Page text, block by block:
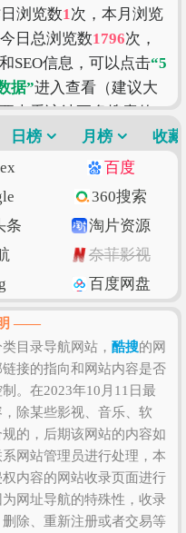
浏览数1次，本月浏览
日总浏览数1796次，
SEO信息，可以点击“5
据”进入查看（建议大
查看该站更多搜索的
”“百度索引” “360索引”
到的因素有访问速
索引量、内容质量和
度等，如果需要全面
，因为一些确切的私
行如实提供，比如该
数、跳出率、访问时长
得您去浏览和收藏，
浏览网站的体验和感
的网站才是最好的。
日榜 月榜
收藏
百度
360搜索
条
淘片资源
奈菲影视
百度网盘
知乎专栏
脚本之家
间
GitHub
Gitee码云
球 美得云
——
目录导航网站， 酷搜的网
接的指向和网站内容是否
。在2023年10月11日最
除某些影视、音乐、软
的，后期该网站的内容如
网站管理员进行处理，本
内容的网站收录页面进行
网址导航的特殊性，收录
除、重新注册或者交易等